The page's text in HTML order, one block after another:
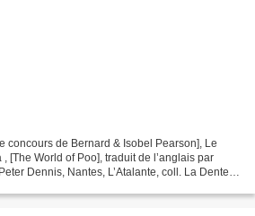
concours de Bernard & Isobel Pearson], Le
[The World of Poo], traduit de l’anglais par
Dennis, Nantes, L’Atalante, coll. La Dentelle